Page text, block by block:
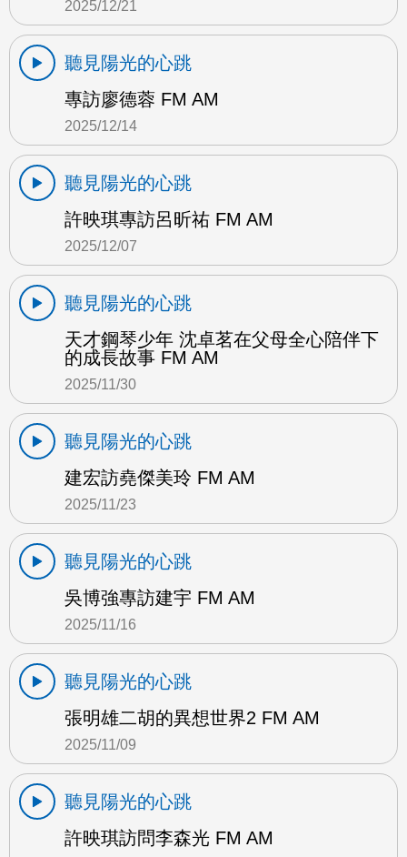
2025/12/21
聽見陽光的心跳
專訪廖德蓉 FM AM
2025/12/14
聽見陽光的心跳
許映琪專訪呂昕祐 FM AM
2025/12/07
聽見陽光的心跳
天才鋼琴少年 沈卓茗在父母全心陪伴下
的成長故事 FM AM
2025/11/30
聽見陽光的心跳
建宏訪堯傑美玲 FM AM
2025/11/23
聽見陽光的心跳
吳博強專訪建宇 FM AM
2025/11/16
聽見陽光的心跳
張明雄二胡的異想世界2 FM AM
2025/11/09
聽見陽光的心跳
許映琪訪問李森光 FM AM